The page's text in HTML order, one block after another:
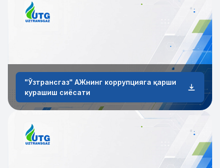
"Ўзтрансгаз" АЖнинг коррупцияга қарши
курашиш сиёсати